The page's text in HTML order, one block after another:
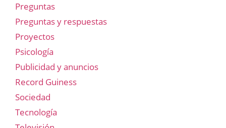
Preguntas
Preguntas y respuestas
Proyectos
Psicología
Publicidad y anuncios
Record Guiness
Sociedad
Tecnología